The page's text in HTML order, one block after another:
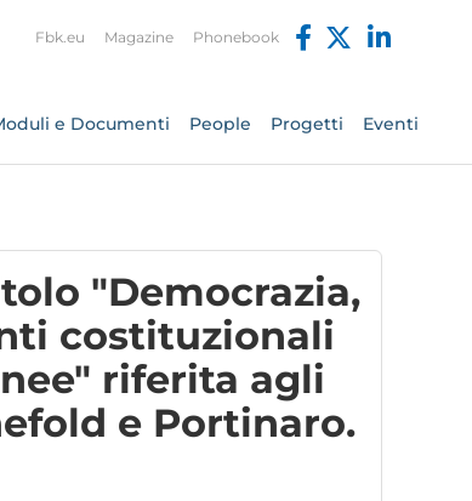
Fbk.eu Magazine Phonebook
e Documenti People Progetti Eventi
"Democrazia,
costituzionali
riferita agli
e Portinaro.